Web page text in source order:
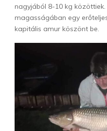
nagyjából 8-10 kg közöttiek.
magasságában egy
kapitális amur köszönt be.